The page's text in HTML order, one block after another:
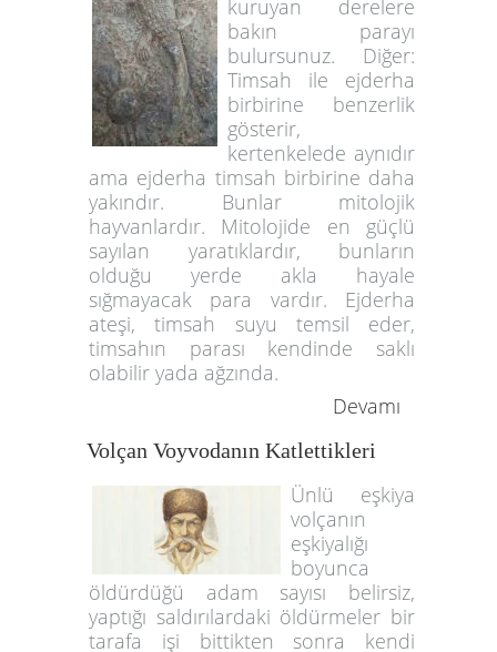
kuruyan derelere
bakın parayı
bulursunuz. Diğer:
Timsah ile ejderha
birbirine benzerlik
gösterir,
kertenkelede aynıdır
ama ejderha timsah birbirine daha
yakındır. Bunlar mitolojik
hayvanlardır. Mitolojide en güçlü
sayılan yaratıklardır, bunların
olduğu yerde akla hayale
sığmayacak para vardır. Ejderha
ateşi, timsah suyu temsil eder,
timsahın parası kendinde saklı
olabilir yada ağzında.
Devamı
Volçan Voyvodanın Katlettikleri
Ünlü eşkiya
volçanın
eşkiyalığı
boyunca
öldürdüğü adam sayısı belirsiz,
yaptığı saldırılardaki öldürmeler bir
tarafa işi bittikten sonra kendi